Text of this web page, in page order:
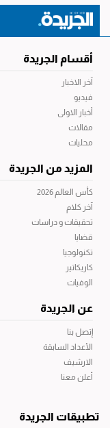
أقسام الجريدة
آخر الاخبار
فيديو
أخبار الاولى
مقالات
محليات
المزيد من الجريدة
كأس العالم 2026
آخر كلام
تحقيقات و دراسات
قضايا
تكنولوجيا
كاريكاتير
الوفيات
عن الجريدة
إتصل بنا
الأعداد السابقة
الارشيف
أعلن معنا
تطبيقات الجريدة